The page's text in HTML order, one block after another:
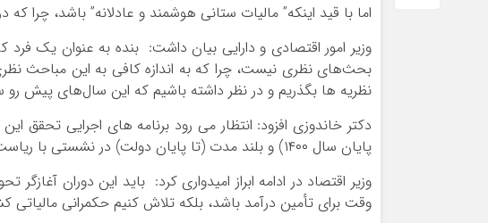
اما با قید اینکه” مالیات ستانی هوشمند و عادلانه” باشد، چرا
وزیر امور اقتصادی و دارایی بیان داشت: بنده به عنوان یک
بحث‌های نظری نیست، چرا که به اندازه کافی به این مباحث
نظریه ها بگذریم و در نظر داشته باشیم که این سال‌های پیش‌ رو
دکتر خاندوزی افزود: انتظار می رود برنامه های اجرایی تحقق
پایان سال ۱۴۰۰) و بلند مدت (تا پایان دولت) در نشستی با ریاست سازمان امور مالیاتی بررسی و نهایی گردد.
وزیر اقتصاد در ادامه ابراز امیدواری کرد: باید این دوران
وقت برای تأمین درآمد باشد، بلکه تلاش کنیم حکمرانی مالیاتی